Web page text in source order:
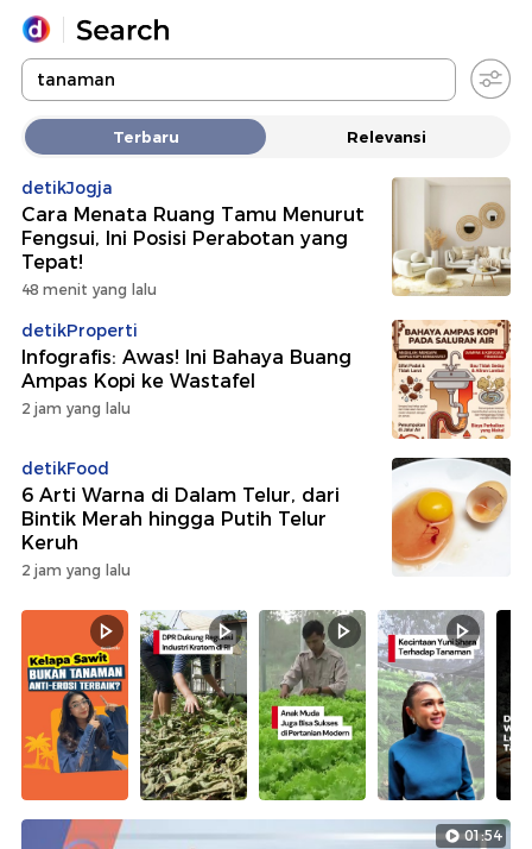
Yang sedang ramai dicari
Loading...
Promoted
Terakhir yang dicari
Terbaru Relevansi
detikJogja
Cara Menata Ruang Tamu Menurut
Fengsui, Ini Posisi Perabotan yang
Tepat!
48 menit yang lalu
detikProperti
Infografis: Awas! Ini Bahaya Buang
Ampas Kopi ke Wastafel
2 jam yang lalu
detikFood
6 Arti Warna di Dalam Telur, dari
Bintik Merah hingga Putih Telur
Keruh
2 jam yang lalu
01:54